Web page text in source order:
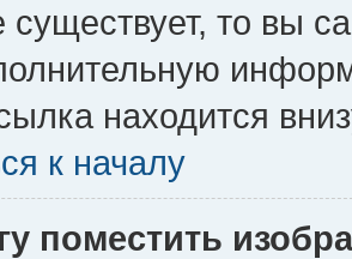
существует, то вы
находится
к началу
поместить